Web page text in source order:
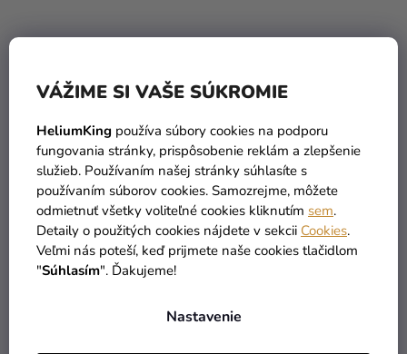
VÁŽIME SI VAŠE SÚKROMIE
HeliumKing používa súbory cookies na podporu
fungovania stránky, prispôsobenie reklám a zlepšenie
služieb. Používaním našej stránky súhlasíte s
používaním súborov cookies. Samozrejme, môžete
odmietnuť všetky voliteľné cookies kliknutím sem.
Detaily o použitých cookies nájdete v sekcii Cookies.
Veľmi nás poteší, keď prijmete naše cookies tlačidlom
"Súhlasím". Ďakujeme!
Nastavenie
Plagát - Venom 61 x 91,5
3,90 €
DO KOŠÍKA
Prívesok na kľúče Marvel
- Kapitán Marvel
5,19 €
6,79 € (–23 %)